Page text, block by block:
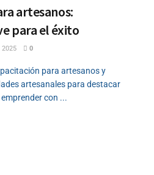
artesanos:
para el éxito
2025 0
para artesanos y
artesanales para destacar
con ...